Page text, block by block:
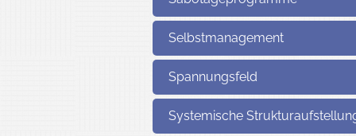
Selbstmanagement
Spannungsfeld
Systemische